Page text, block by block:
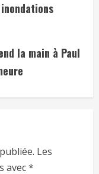
la main à Paul
Les
avec*